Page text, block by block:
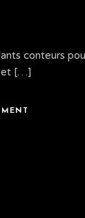
conteurs
et […]